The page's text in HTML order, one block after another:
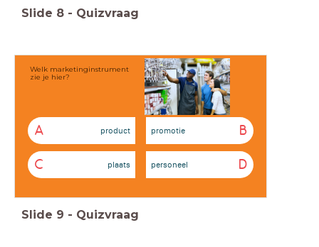
Slide 8 - Quizvraag
Welk marketinginstrument
zie je hier?
A product B
promotie
C plaats D
personeel
Slide 9 - Quizvraag